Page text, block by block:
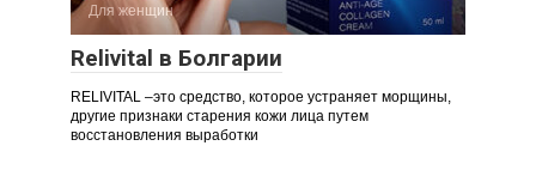
Для женщин
Relivital в Болгарии
RELIVITAL –это средство, которое устраняет морщины,
другие признаки старения кожи лица путем
восстановления выработки